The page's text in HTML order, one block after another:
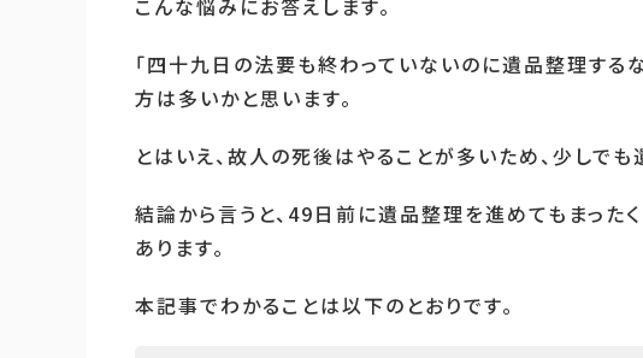
こんな悩みにお答えします。
「四十九日の法要も終わっていないのに遺品整理する
方は多いかと思います。
とはいえ、故人の死後はやることが多いため、少しで
結論から言うと、49日前に遺品整理を進めてもまった
あります。
本記事でわかることは以下のとおりです。